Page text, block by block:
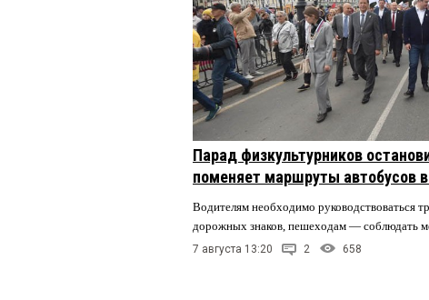
Парад физкультурников
поменяет маршруты автобусов
Водителям необходимо руководствоваться
дорожных знаков, пешеходам — соблюдать
7 августа 13:20 2 658